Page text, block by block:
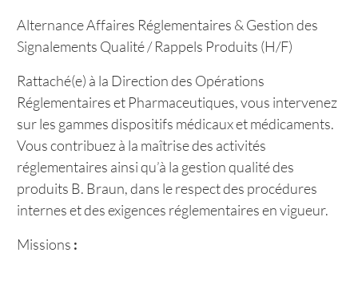
Alternance Affaires Réglementaires & Gestion des
Signalements Qualité / Rappels Produits (H/F)
Rattaché(e) à la Direction des Opérations
Réglementaires et Pharmaceutiques, vous intervenez
sur les gammes dispositifs médicaux et médicaments.
Vous contribuez à la maîtrise des activités
réglementaires ainsi qu’à la gestion qualité des
produits B. Braun, dans le respect des procédures
internes et des exigences réglementaires en vigueur.
Missions :